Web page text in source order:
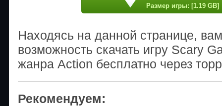
Размер игры: [1.19 GB]
Находясь на данной странице,
возможность скачать игру Scary
жанра Action бесплатно через
Рекомендуем: